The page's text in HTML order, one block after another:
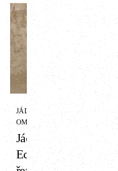
JÁDROVÁ HLINĚNÁ
OMÍTKA
Jádrová omítka
Econom s